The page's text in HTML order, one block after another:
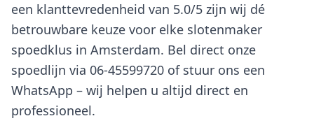
een klanttevredenheid van 5.0/5 zijn wij dé
betrouwbare keuze voor elke slotenmaker
spoedklus in Amsterdam. Bel direct onze
spoedlijn via 06-45599720 of stuur ons een
WhatsApp – wij helpen u altijd direct en
professioneel.